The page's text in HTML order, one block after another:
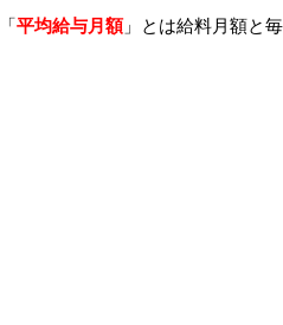
「平均給与月額」とは給料月額と